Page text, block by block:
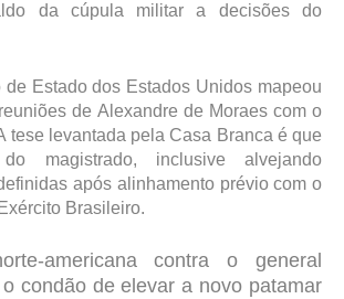
da cúpula militar a decisões do
de Estado dos Estados Unidos mapeou
de Alexandre de Moraes com o
tese levantada pela Casa Branca é que
do magistrado, inclusive alvejando
após alinhamento prévio com o
Brasileiro.
americana contra o general
condão de elevar a novo patamar